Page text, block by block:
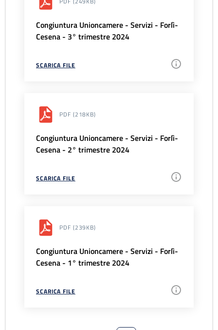
Congiuntura Unioncamere - Servizi - Forlì-
Cesena - 3° trimestre 2024
SCARICA FILE
PDF (218KB)
Congiuntura Unioncamere - Servizi - Forlì-
Cesena - 2° trimestre 2024
SCARICA FILE
PDF (239KB)
Congiuntura Unioncamere - Servizi - Forlì-
Cesena - 1° trimestre 2024
SCARICA FILE